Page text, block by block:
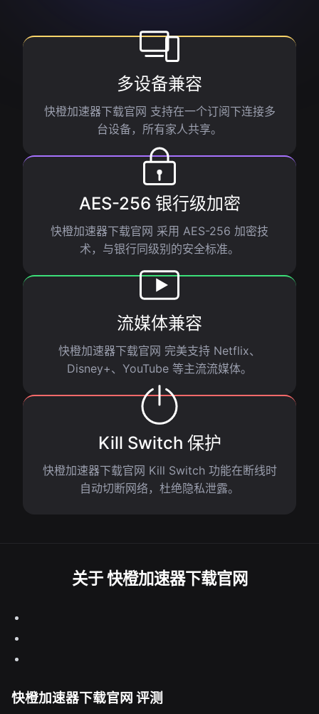
多设备兼容
快橙加速器下载官网 支持在一个订阅下连接多
台设备，所有家人共享。
AES-256 银行级加密
快橙加速器下载官网 采用 AES-256 加密技
术，与银行同级别的安全标准。
流媒体兼容
快橙加速器下载官网 完美支持 Netflix、
Disney+、YouTube 等主流流媒体。
Kill Switch 保护
快橙加速器下载官网 Kill Switch 功能在断线时
自动切断网络，杜绝隐私泄露。
关于 快橙加速器下载官网
快橙加速器下载官网 评测